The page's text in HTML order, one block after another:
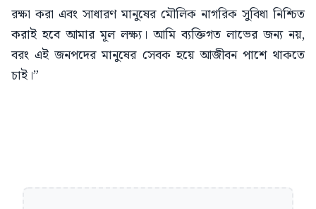
রক্ষা করা এবং সাধারণ মানুষের মৌলিক নাগরিক সুবিধা নিশ্চিত
করাই হবে আমার মূল লক্ষ্য। আমি ব্যক্তিগত লাভের জন্য নয়,
বরং এই জনপদের মানুষের সেবক হয়ে আজীবন পাশে থাকতে
চাই।”